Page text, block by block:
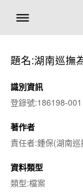
題名:湖南巡撫
識別資訊
登錄號:186198-001
著作者
責任者:鍾保(湖南巡
資料類型
類型:檔案